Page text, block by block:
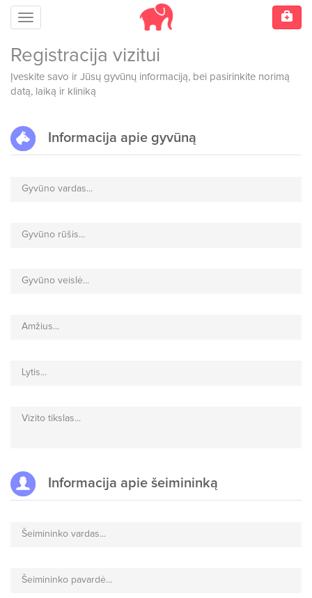
Meniu
Registracija vizitui
Įveskite savo ir Jūsų gyvūnų informaciją, bei pasirinkite norimą
datą, laiką ir kliniką
Informacija apie gyvūną
Gyvūno vardas...
Gyvūno rūšis...
Gyvūno veislė...
Amžius...
Lytis...
Vizito tikslas...
Informacija apie šeimininką
Šeimininko vardas...
Šeimininko pavardė...